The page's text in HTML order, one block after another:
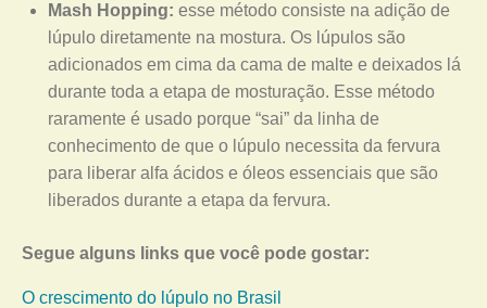
Mash Hopping: esse método consiste na adição de
lúpulo diretamente na mostura. Os lúpulos são
adicionados em cima da cama de malte e deixados lá
durante toda a etapa de mosturação. Esse método
raramente é usado porque “sai” da linha de
conhecimento de que o lúpulo necessita da fervura
para liberar alfa ácidos e óleos essenciais que são
liberados durante a etapa da fervura.
Segue alguns links que você pode gostar:
O crescimento do lúpulo no Brasil